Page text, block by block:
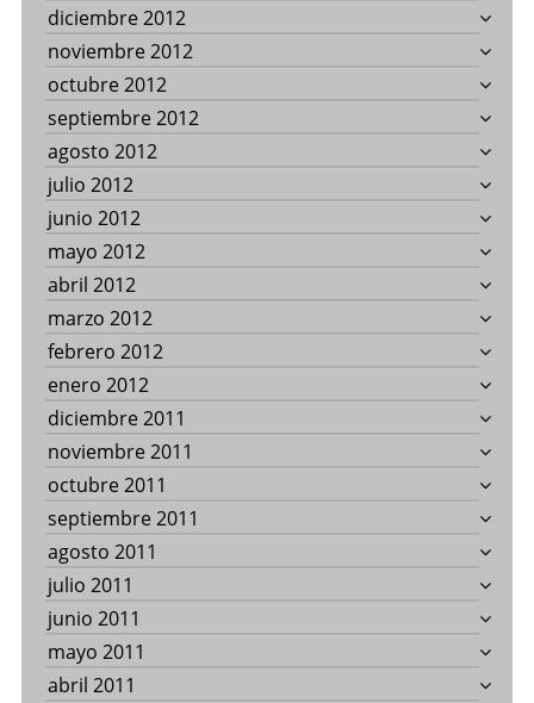
diciembre 2012
noviembre 2012
octubre 2012
septiembre 2012
agosto 2012
julio 2012
junio 2012
mayo 2012
abril 2012
marzo 2012
febrero 2012
enero 2012
diciembre 2011
noviembre 2011
octubre 2011
septiembre 2011
agosto 2011
julio 2011
junio 2011
mayo 2011
abril 2011